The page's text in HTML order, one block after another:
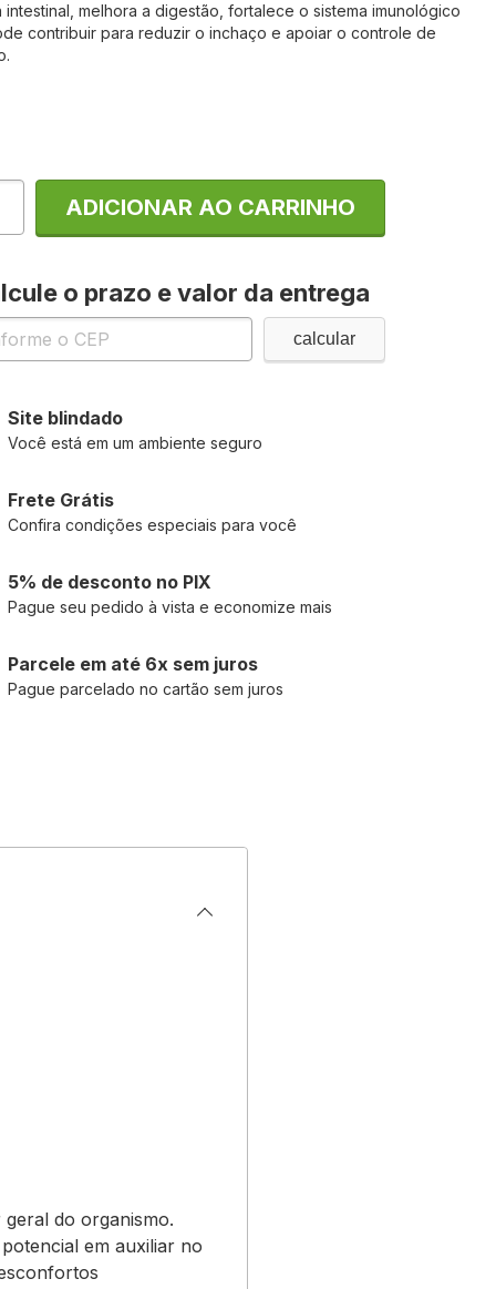
intestinal, melhora a digestão, fortalece o sistema imunológico
contribuir para reduzir o inchaço e apoiar o controle de
ADICIONAR AO CARRINHO
o prazo e valor da entrega
Site blindado
Você está em um ambiente seguro
Frete Grátis
Confira condições especiais para você
5% de desconto no PIX
Pague seu pedido à vista e economize mais
Parcele em até 6x sem juros
Pague parcelado no cartão sem juros
do organismo.
em auxiliar no